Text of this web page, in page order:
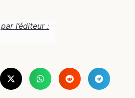
l’éditeur :